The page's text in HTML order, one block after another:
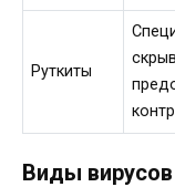
Руткиты
Виды